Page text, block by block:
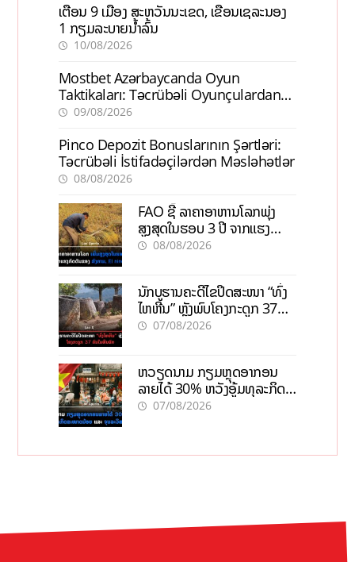
ເຕືອນ 9 ເມືອງ ສະຫວັນນະເຂດ, ເຂື່ອນເຊລະນອງ
1 ກຽມລະບາຍນ້ຳລົ້ນ
10/08/2026
Mostbet Azərbaycanda Oyun
Taktikaları: Təcrübəli Oyunçulardan
İpuçları
09/08/2026
Pinco Depozit Bonuslarının Şərtləri:
Təcrübəli İstifadəçilərdən Məsləhətlər
08/08/2026
FAO ຊີ້ ລາຄາອາຫານໂລກພຸ່ງ
ສູງສຸດໃນຮອບ 3 ປີ ຈາກແຮງ
ກົດດັນຂອງສົງຄາມ, El nino
08/08/2026
ນັກບູຮານຄະດີໄຂປິດສະໜາ “ທົ່ງ
ໄຫຫີນ” ຫຼັງພົບໂຄງກະດູກ 37
ຄົນໃນຫີນຍັກ
07/08/2026
ຫວຽດນາມ ກຽມຫຼຸດອາກອນ
ລາຍໄດ້ 30% ຫວັງອູ້ມທຸລະກິດ
ຂະໜາດນ້ອຍ ແລະ ຈຸນລະ
07/08/2026